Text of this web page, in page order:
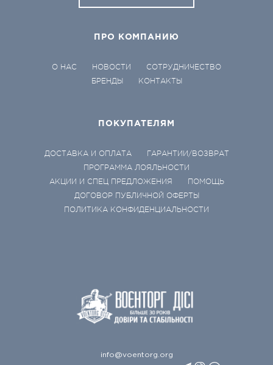
ПРО КОМПАНИЮ
О НАС НОВОСТИ
СОТРУДНИЧЕСТВО
БРЕНДЫ
КОНТАКТЫ
ПОКУПАТЕЛЯМ
ДОСТАВКА И ОПЛАТА
ГАРАНТИИ/ВОЗВРАТ
ПРОГРАММА ЛОЯЛЬНОСТИ
АКЦИИ И СПЕЦ ПРЕДЛОЖЕНИЯ
ПОМОЩЬ
ДОГОВОР ПУБЛИЧНОЙ ОФЕРТЫ
ПОЛИТИКА КОНФИДЕНЦИАЛЬНОСТИ
info@voentorg.org